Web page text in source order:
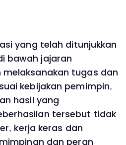
yang telah ditunjukkan
bawah jajaran
melaksanakan tugas dan
kebijakan pemimpin,
hasil yang
tersebut tidak
kerja keras dan
dan peran